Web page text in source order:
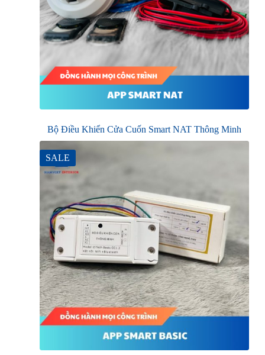
Bộ Điều Khiển Cửa Cuốn Smart NAT Thông Minh
SALE